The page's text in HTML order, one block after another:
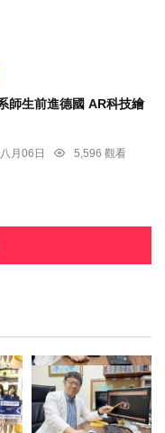
師生前進德國 AR科技繪
月06日
5,596 觀看